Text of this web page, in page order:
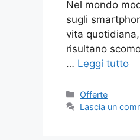
Nel mondo
sugli
vita
risultano
… Leggi tutto
Categorie
Offerte
Lascia un